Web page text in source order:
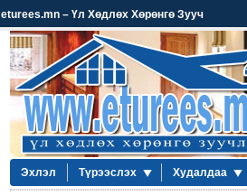
eturees.mn – Үл Хөдлөх Хөрөнгө Зууч
Эхлэл Түрээслэх Худалдаа